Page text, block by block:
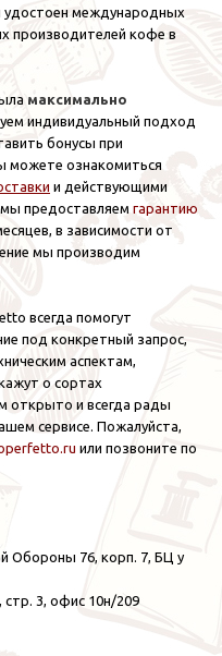
удостоен международных
производителей кофе в
максимально
индивидуальный подход
бонусы при
можете ознакомиться
и действующими
предоставляем гарантию
в зависимости от
мы производим
всегда помогут
под конкретный запрос,
аспектам,
о сортах
открыто и всегда рады
сервисе. Пожалуйста,
или позвоните по
Обороны 76, корп. 7, БЦ у
стр. 3, офис 10н/209